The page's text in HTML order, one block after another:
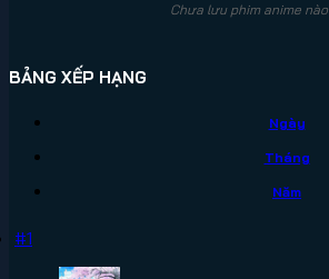
Chưa lưu phim anime nào
BẢNG XẾP HẠNG
Ngày
Tháng
Năm
#1